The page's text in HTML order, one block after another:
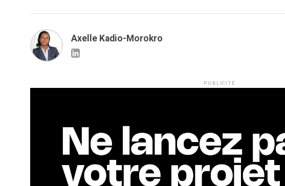
Axelle Kadio-Morokro
PUBLICITÉ